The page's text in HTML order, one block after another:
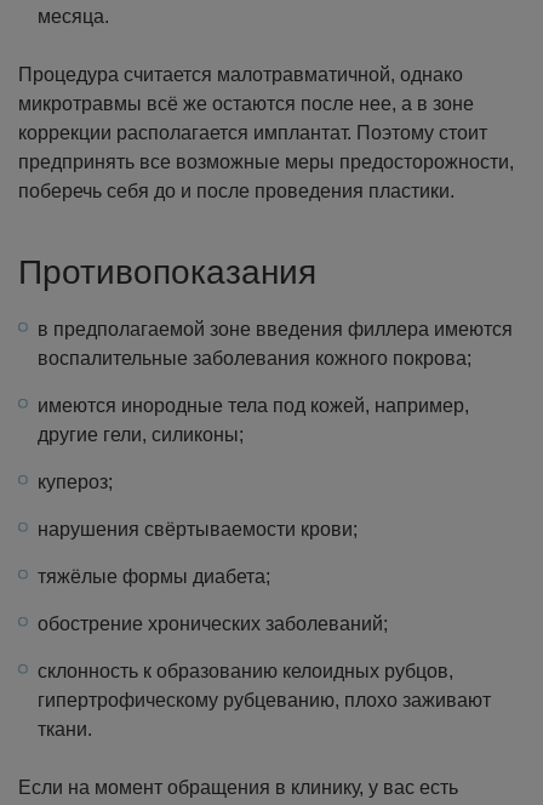
месяца.
Процедура считается малотравматичной, однако
микротравмы всё же остаются после нее, а в зоне
коррекции располагается имплантат. Поэтому стоит
предпринять все возможные меры предосторожности,
поберечь себя до и после проведения пластики.
Противопоказания
в предполагаемой зоне введения филлера имеются
воспалительные заболевания кожного покрова;
имеются инородные тела под кожей, например,
другие гели, силиконы;
купероз;
нарушения свёртываемости крови;
тяжёлые формы диабета;
обострение хронических заболеваний;
склонность к образованию келоидных рубцов,
гипертрофическому рубцеванию, плохо заживают
ткани.
Если на момент обращения в клинику, у вас есть